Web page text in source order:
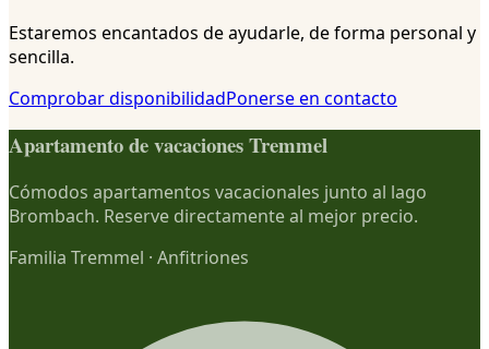
Estaremos encantados de ayudarle, de forma personal y
sencilla.
Comprobar disponibilidadPonerse en contacto
Apartamento de vacaciones Tremmel
Cómodos apartamentos vacacionales junto al lago
Brombach. Reserve directamente al mejor precio.
Familia Tremmel · Anfitriones